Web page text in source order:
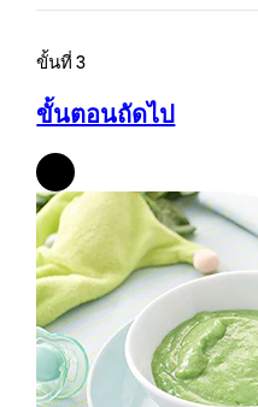
ขั้นที่ 3
ขั้นตอนถัดไป